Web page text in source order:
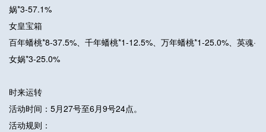
娲*3-57.1%
女皇宝箱
百年蟠桃*8-37.5%、千年蟠桃*1-12.5%、万年蟠桃*1-25.0%、英魂·
女娲*3-25.0%
时来运转
活动时间：5月27号至6月9号24点。
活动规则：